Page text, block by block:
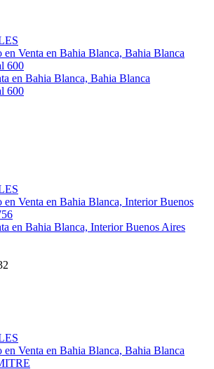
en Bahia Blanca, Bahia Blanca
600
en Bahia Blanca, Interior Buenos Aires